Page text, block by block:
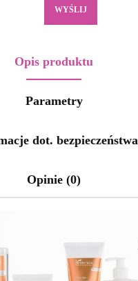
WYŚLIJ
Opis produktu
Parametry
dot. bezpieczeństwa
Opinie (0)